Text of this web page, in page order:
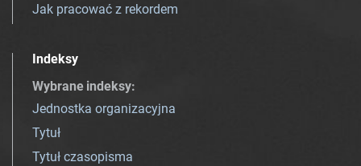
Jak pracować z rekordem
Indeksy
Wybrane indeksy:
Jednostka organizacyjna
Tytuł
Tytuł czasopisma